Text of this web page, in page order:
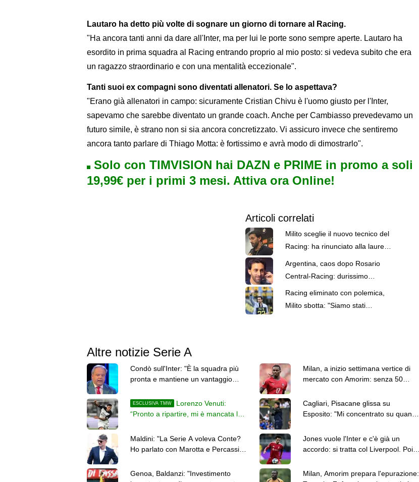
Lautaro ha detto più volte di sognare un giorno di tornare al Racing.
"Ha ancora tanti anni da dare all'Inter, ma per lui le porte sono sempre aperte. Lautaro ha
esordito in prima squadra al Racing entrando proprio al mio posto: si vedeva subito che era
un ragazzo straordinario e con una mentalità eccezionale".
Tanti suoi ex compagni sono diventati allenatori. Se lo aspettava?
"Erano già allenatori in campo: sicuramente Cristian Chivu è l'uomo giusto per l'Inter,
sapevamo che sarebbe diventato un grande coach. Anche per Cambiasso prevedevamo un
futuro simile, è strano non si sia ancora concretizzato. Vi assicuro invece che sentiremo
ancora tanto parlare di Thiago Motta: è fortissimo e avrà modo di dimostrarlo".
Solo con TIMVISION hai DAZN e PRIME in promo a soli
19,99€ per i primi 3 mesi. Attiva ora Online!
Articoli correlati
Milito sceglie il nuovo tecnico del
Racing: ha rinunciato alla laurea
Argentina, caos dopo Rosario
Central-Racing: durissimo
scontro tra Milito e Di Maria
Racing eliminato con polemica,
Milito sbotta: "Siamo stati
Altre notizie Serie A
Condò sull'Inter: "È la squadra più
pronta e mantiene un vantaggio
Milan, a inizio settimana vertice di
mercato con Amorim: senza 50
ESCLUSIVA TMW
Lorenzo Venuti:
“Pronto a ripartire, mi è mancata la
Cagliari, Pisacane glissa su
Esposito: "Mi concentrato su quanto
Maldini: "La Serie A voleva Conte?
Ho parlato con Marotta e Percassi,
Jones vuole l'Inter e c'è già un
accordo: si tratta col Liverpool. Poi
Genoa, Baldanzi: "Investimento
Milan, Amorim prepara l'epurazione: